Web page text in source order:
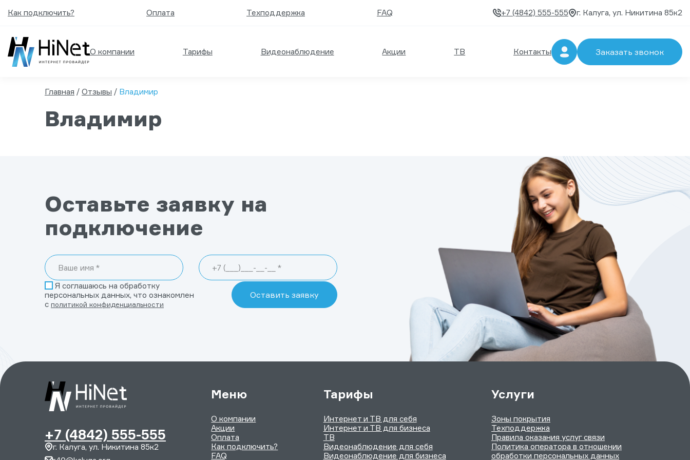
Как подключить? Оплата Техподдержка FAQ +7 (4842) 555-555 г. Калуга, ул. Никитина 85к2
О компании Тарифы Видеонаблюдение Акции ТВ Контакты Заказать звонок
Главная / Отзывы / Владимир
Владимир
Оставьте заявку на
подключение
Я соглашаюсь на обработку
персональных данных, что ознакомлен
с политикой конфиденциальности
+7 (4842) 555-555
г. Калуга, ул. Никитина 85к2
Меню
О компании
Акции
Оплата
Как подключить?
FAQ
Тарифы
Интернет и ТВ для себя
Интернет и ТВ для бизнеса
ТВ
Видеонаблюдение для себя
Видеонаблюдение для бизнеса
Услуги
Зоны покрытия
Техподдержка
Правила оказания услуг связи
Политика оператора в отношении
обработки персональных данных